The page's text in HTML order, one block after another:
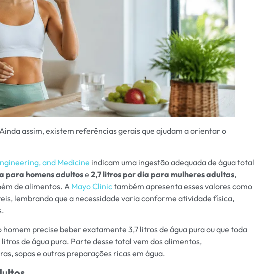
assim, existem referências gerais que ajudam a orientar o
and Medicine indicam uma ingestão adequada de água total
para homens adultose 2,7 litros por dia para mulheres adultas,
de alimentos. A Mayo Clinictambém apresenta esses valores como
lembrando que a necessidade varia conforme atividade física,
precise beber exatamente 3,7 litros de água pura ou que toda
de água pura. Parte desse total vem dos alimentos,
sopas e outras preparações ricas em água.